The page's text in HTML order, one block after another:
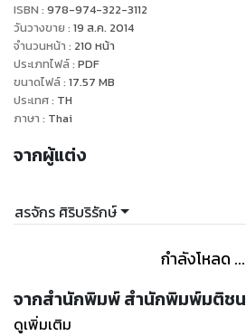
ISBN : 978-974-322-3112
วันวางขาย : 19 ส.ค. 2014
จำนวนหน้า : 210 หน้า
ประเภทไฟล์: PDF
ขนาดไฟล์: 17.57 MB
ประเทศ: TH
ภาษา : Thai
จากผู้แต่ง
สรจักร ศิริบริรักษ์
กำลังโหลด ...
จากสำนักพิมพ์ สำนักพิมพ์มติชน
ดูเพิ่มเติม